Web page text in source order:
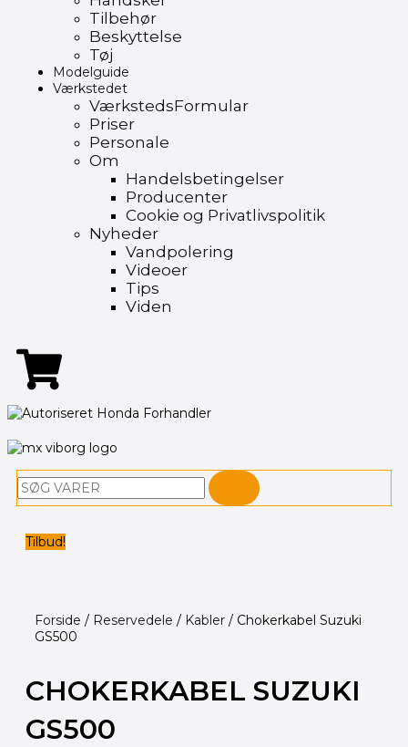
Tilbehør
Beskyttelse
Tøj
Modelguide
Værkstedet
VærkstedsFormular
Priser
Personale
Om
Handelsbetingelser
Producenter
Cookie og Privatlivspolitik
Nyheder
Vandpolering
Videoer
Tips
Viden
Søg
Tilbud!
Forside / Reservedele / Kabler / Chokerkabel Suzuki
GS500
CHOKERKABEL SUZUKI
GS500